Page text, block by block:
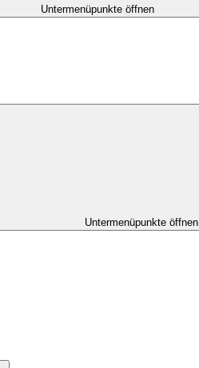
Untermenüpunkte öffnen
Untermenüpunkte öffnen